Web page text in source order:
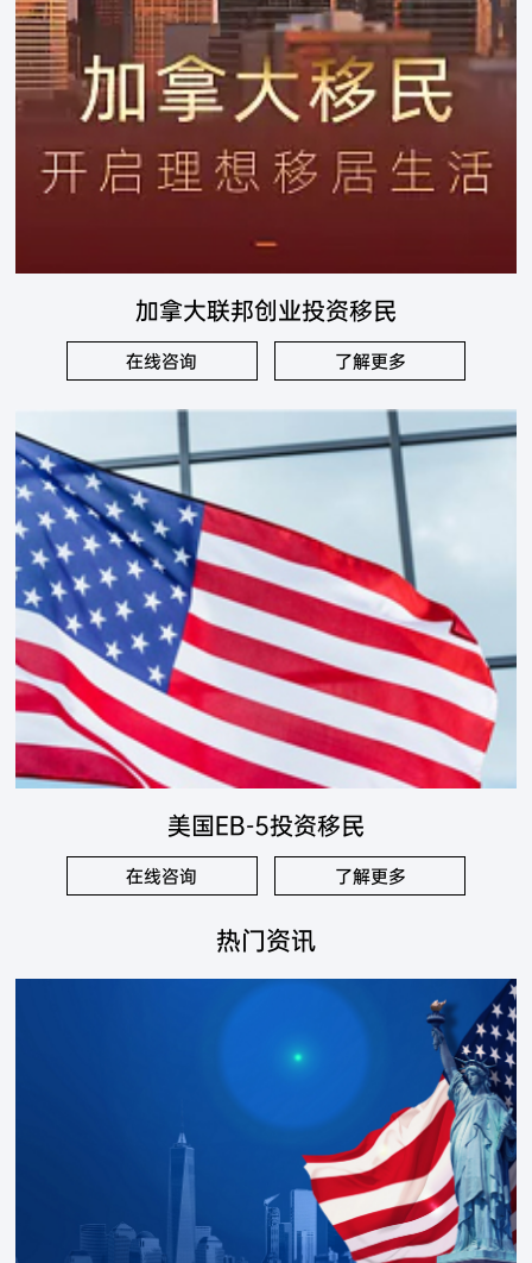
加拿大联邦创业投资移民
在线咨询 了解更多
美国EB-5投资移民
在线咨询 了解更多
热门资讯